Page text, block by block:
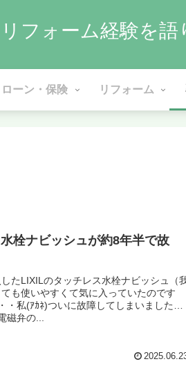
フォーム経験を
ローン・保険 リフォーム
栓ナビッシュが約8年半で故
たLIXILのタッチレス水栓ナビッシュ（
も使いやすくて気に入っていたのです
・私(ｱｶﾈ)ついに故障してしまいました…
磁弁の...